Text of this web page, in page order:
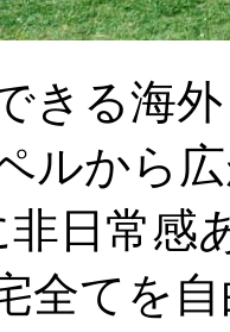
きる海
ルから
日常感
全てを